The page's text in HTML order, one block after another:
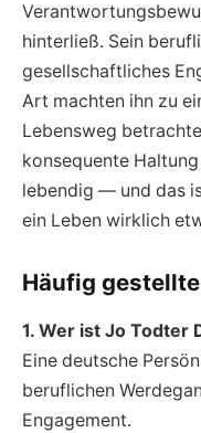
hinterließ. Sein
gesellschaftliches
Art machten ihn zu
Lebensweg
konsequente
lebendig — und das
ein Leben wirklich
Häufig gestellte
1. Wer ist Jo Todter
Eine deutsche
beruflichen
Engagement.